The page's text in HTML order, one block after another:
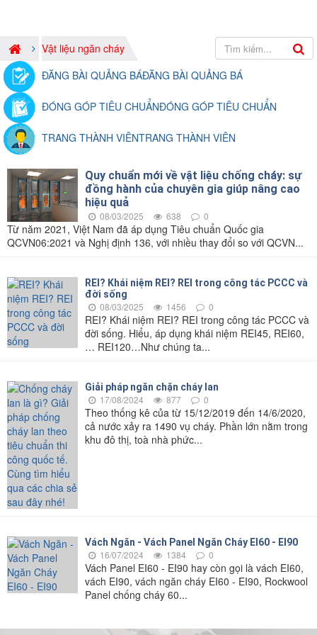
Vật liệu ngăn cháy
ĐĂNG BÀI QUẢNG BÁĐĂNG BÀI QUẢNG BÁ
ĐÓNG GÓP TIÊU CHUẨNĐÓNG GÓP TIÊU CHUẨN
TRANG THÀNH VIÊNTRANG THÀNH VIÊN
Quy chuẩn mới về vật liệu chống cháy: sự
đồng hành của chuyên gia giúp nâng cao
hiệu quả
08/03/2025 638 0
Từ năm 2021, Việt Nam đã áp dụng Tiêu chuẩn Quốc gia
QCVN06:2021 và Nghị định 136, với nhiều thay đổi so với QCVN...
REI? Khái niệm REI? REI trong công tác PCCC và
đời sống
08/03/2025 1456 0
REI? Khái niệm REI? REI trong công tác PCCC và
đời sống. Hiểu, áp dụng khái niệm REI45, REI60,
… REI120…Như chúng ta...
Giải pháp ngăn chặn cháy lan
17/08/2024 877 0
Theo thống kê của từ 15/12/2019 đến 14/6/2020,
cả nước xảy ra 1490 vụ cháy. Phần lớn nằm trong
khu đô thị, toà nhà phức...
Vách Ngăn - Vách Panel Ngăn Cháy EI60 - EI90
16/07/2024 1384 0
Vách Panel EI60 - EI90 hay còn gọi là vách EI60,
vách EI90, vách ngăn cháy EI60 - EI90, Rockwool
Panel chống cháy 60...